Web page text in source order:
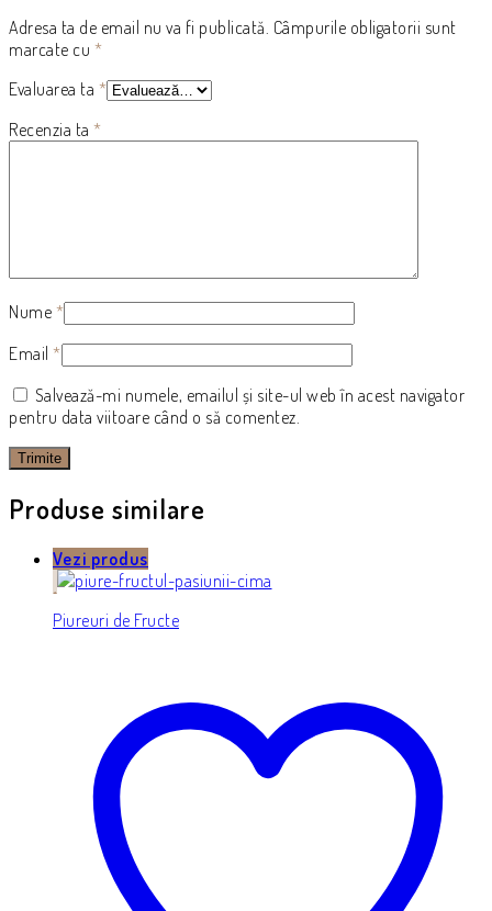
Adresa ta de email nu va fi publicată. Câmpurile obligatorii sunt
marcate cu *
Evaluarea ta *
Recenzia ta *
Nume *
Email *
Salvează-mi numele, emailul și site-ul web în acest navigator
pentru data viitoare când o să comentez.
Produse similare
Vezi produs
Piureuri de Fructe